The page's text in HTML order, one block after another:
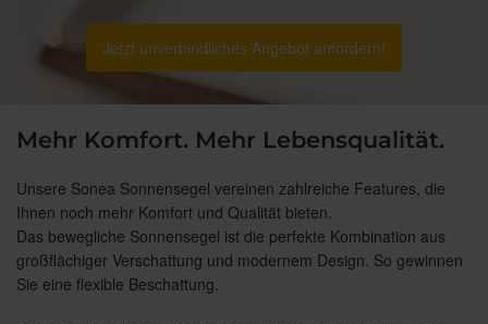
Jetzt unverbindliches Angebot anfordern!
Mehr Komfort. Mehr Lebensqualität.
Unsere Sonea Sonnensegel vereinen zahlreiche Features, die
Ihnen noch mehr Komfort und Qualität bieten.
Das bewegliche Sonnensegel ist die perfekte Kombination aus
großflächiger Verschattung und modernem Design. So gewinnen
Sie eine flexible Beschattung.